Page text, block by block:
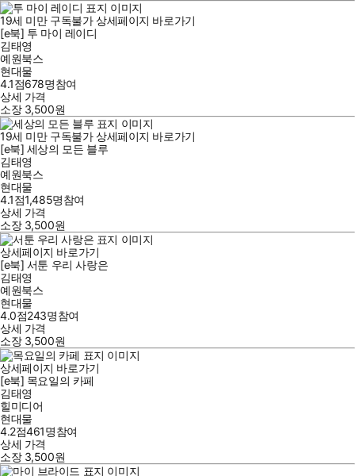
19세 미만 구독불가 상세페이지 바로가기
[e북] 투 마이 레이디
김태영
예원북스
현대물
4.1점678명참여
상세 가격
소장 3,500원
19세 미만 구독불가 상세페이지 바로가기
[e북] 세상의 모든 블루
김태영
예원북스
현대물
4.1점1,485명참여
상세 가격
소장 3,500원
상세페이지 바로가기
[e북] 서툰 우리 사랑은
김태영
예원북스
현대물
4.0점243명참여
상세 가격
소장 3,500원
상세페이지 바로가기
[e북] 목요일의 카페
김태영
힐미디어
현대물
4.2점461명참여
상세 가격
소장 3,500원